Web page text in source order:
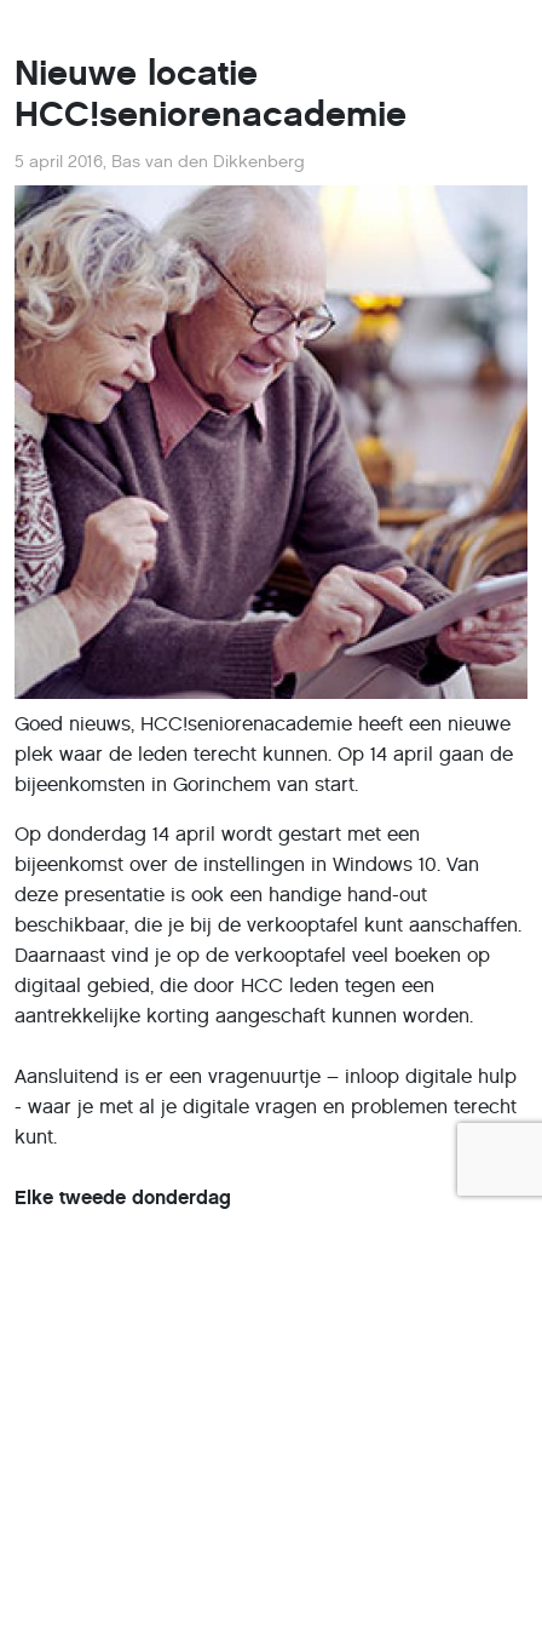
Nieuwe locatie
HCC!seniorenacademie
5 april 2016, Bas van den Dikkenberg
Goed nieuws, HCC!seniorenacademie heeft een nieuwe
plek waar de leden terecht kunnen. Op 14 april gaan de
bijeenkomsten in Gorinchem van start.
Op donderdag 14 april wordt gestart met een
bijeenkomst over de instellingen in Windows 10. Van
deze presentatie is ook een handige hand-out
beschikbaar, die je bij de verkooptafel kunt aanschaffen.
Daarnaast vind je op de verkooptafel veel boeken op
digitaal gebied, die door HCC leden tegen een
aantrekkelijke korting aangeschaft kunnen worden.
Aansluitend is er een vragenuurtje – inloop digitale hulp
- waar je met al je digitale vragen en problemen terecht
kunt.
Elke tweede donderdag